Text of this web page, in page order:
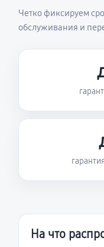
Четко фиксируем
обслуживания и
На что